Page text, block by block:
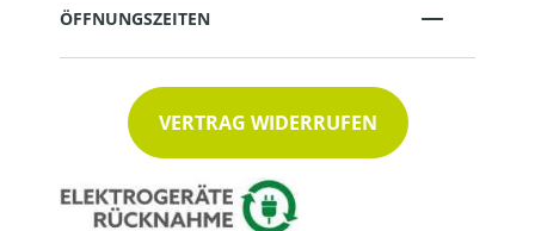
ÖFFNUNGSZEITEN
VERTRAG WIDERRUFEN